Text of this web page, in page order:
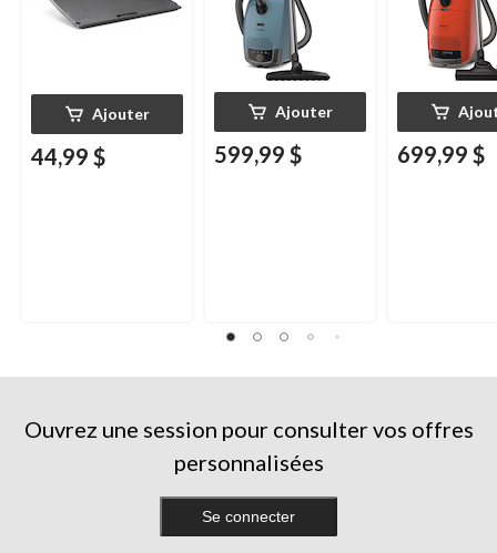
Ajouter
44,99 $
Ajouter
599,99 $ 699,99 $
Ouvrez une session pour consulter vos offres
personnalisées
Se connecter